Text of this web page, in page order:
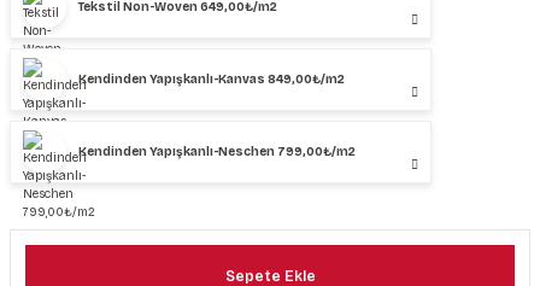
Tekstil Non-Woven 649,00₺/m2
Kendinden Yapışkanlı-Kanvas 849,00₺/m2
Kendinden Yapışkanlı-Neschen 799,00₺/m2
Sepete Ekle